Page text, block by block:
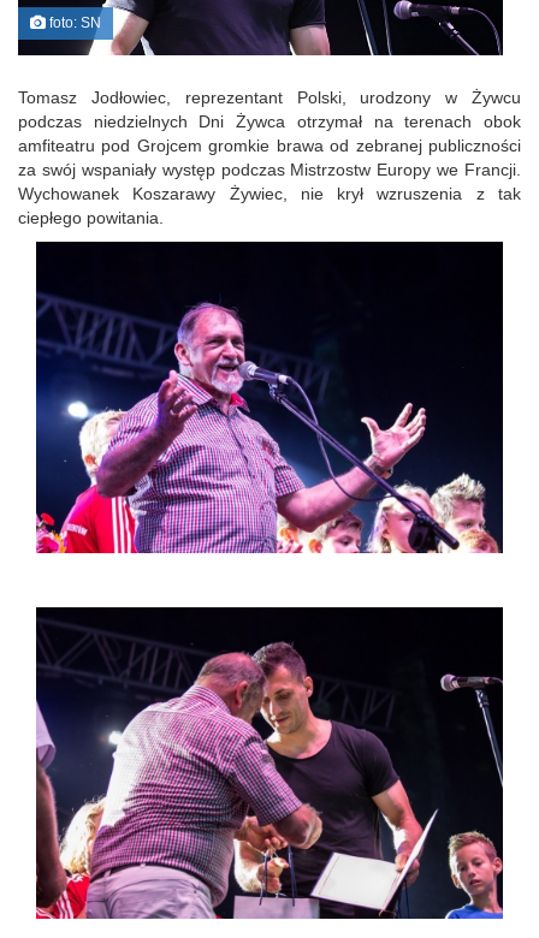
foto: SN
Tomasz Jodłowiec, reprezentant Polski, urodzony w Żywcu
podczas niedzielnych Dni Żywca otrzymał na terenach obok
amfiteatru pod Grojcem gromkie brawa od zebranej publiczności
za swój wspaniały występ podczas Mistrzostw Europy we Francji.
Wychowanek Koszarawy Żywiec, nie krył wzruszenia z tak
ciepłego powitania.